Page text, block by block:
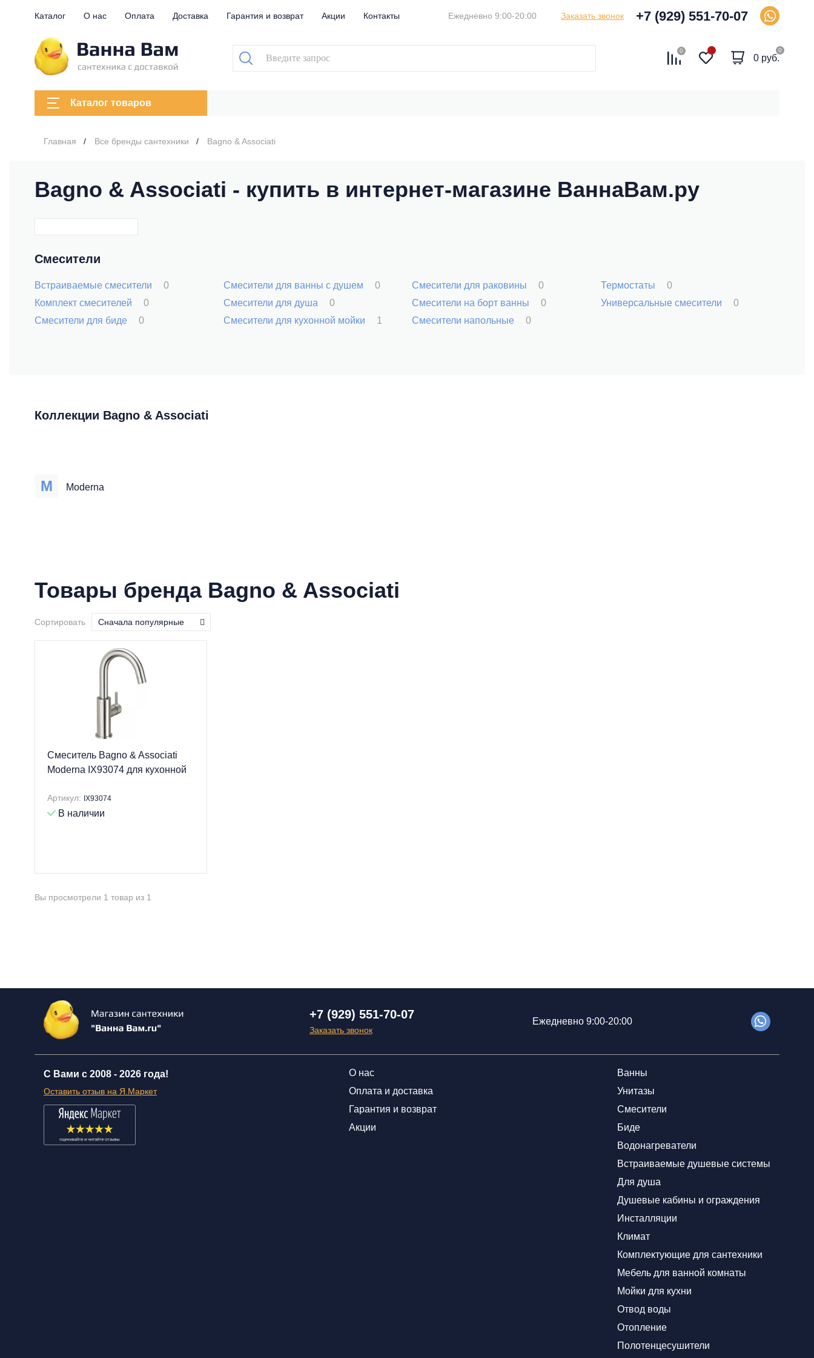
Каталог О нас Оплата Доставка Гарантия и возврат Акции Контакты Ежедневно 9:00-20:00 Заказать звонок +7 (929) 551-70-07
0 0
0 руб.
Каталог товаров
Главная Все бренды сантехники Bagno & Associati
Bagno & Associati - купить в интернет-магазине ВаннаВам.ру
Смесители
Встраиваемые смесители
0
Комплект смесителей
0
Смесители для биде
0
Смесители для ванны с душем
0
Смесители для душа
0
Смесители для кухонной мойки
1
Смесители для раковины
0
Смесители на борт ванны
0
Смесители напольные
0
Термостаты
0
Универсальные смесители
0
Коллекции Bagno & Associati
M Moderna
Товары бренда Bagno & Associati
Сортировать Сначала популярные
Смеситель Bagno & Associati
Moderna IX93074 для кухонной
Артикул: IX93074
В наличии
Вы просмотрели 1 товар из 1
+7 (929) 551-70-07
Заказать звонок
Ежедневно 9:00-20:00
С Вами с 2008 - 2026 года!
Оставить отзыв на Я.Маркет
О нас
Оплата и доставка
Гарантия и возврат
Акции
Ванны
Унитазы
Смесители
Биде
Водонагреватели
Встраиваемые душевые системы
Для душа
Душевые кабины и ограждения
Инсталляции
Климат
Комплектующие для сантехники
Мебель для ванной комнаты
Мойки для кухни
Отвод воды
Отопление
Полотенцесушители